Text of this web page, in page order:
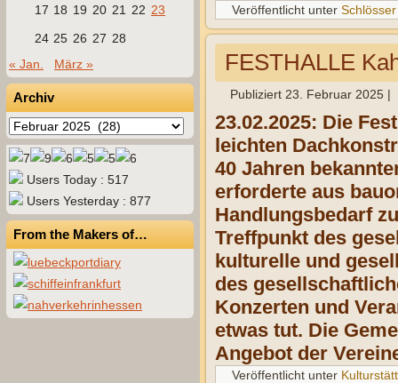
17 18 19 20 21 22 23
24 25 26 27 28
« Jan.
März »
Archiv
Archiv
Users Today : 517
Users Yesterday : 877
From the Makers of…
Veröffentlicht unter Schlösser
FESTHALLE
Publiziert 23. Februar 2025 |
23.02.2025: Die
leichten
40 Jahren
erforderte aus
Handlungsbedarf
Treffpunkt des
kulturelle und
des
Konzerten und
etwas tut. Die
Angebot der
Veröffentlicht unter